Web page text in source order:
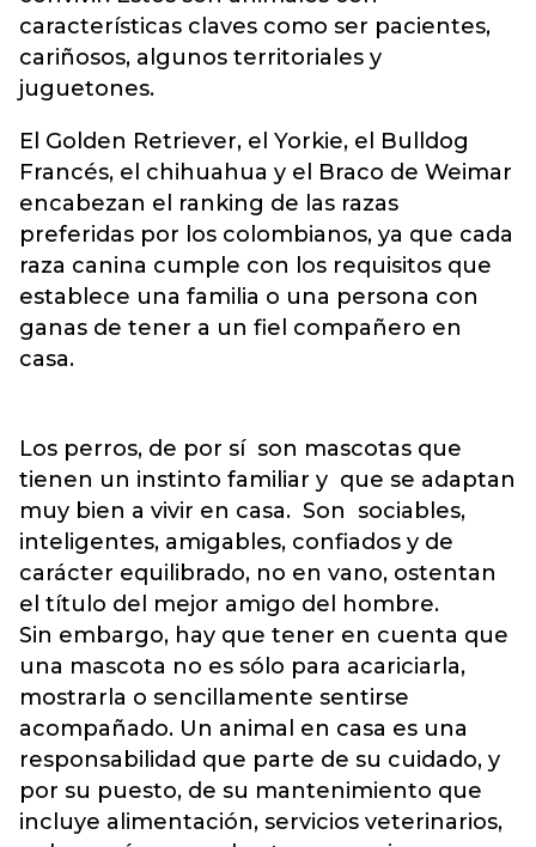
características claves como ser pacientes,
cariñosos, algunos territoriales y
juguetones.
El Golden Retriever, el Yorkie, el Bulldog
Francés, el chihuahua y el Braco de Weimar
encabezan el ranking de las razas
preferidas por los colombianos, ya que cada
raza canina cumple con los requisitos que
establece una familia o una persona con
ganas de tener a un fiel compañero en
casa.
Los perros, de por sí son mascotas que
tienen un instinto familiar y que se adaptan
muy bien a vivir en casa. Son sociables,
inteligentes, amigables, confiados y de
carácter equilibrado, no en vano, ostentan
el título del mejor amigo del hombre.
Sin embargo, hay que tener en cuenta que
una mascota no es sólo para acariciarla,
mostrarla o sencillamente sentirse
acompañado. Un animal en casa es una
responsabilidad que parte de su cuidado, y
por su puesto, de su mantenimiento que
incluye alimentación, servicios veterinarios,